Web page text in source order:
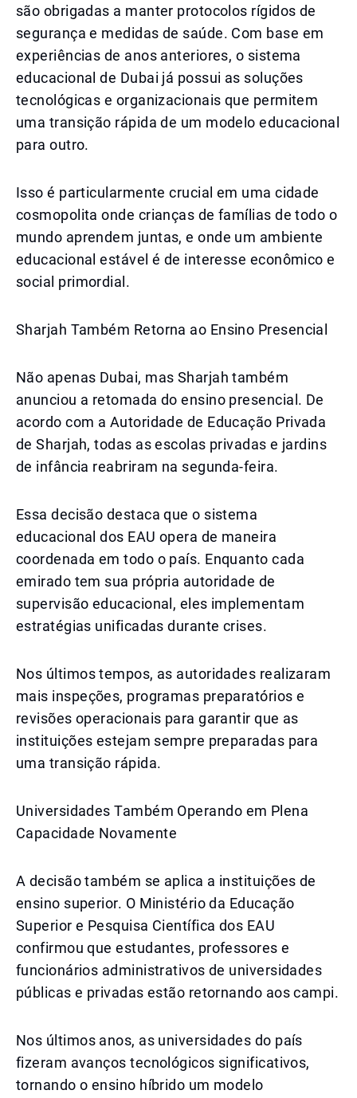
são obrigadas a manter protocolos rígidos de
segurança e medidas de saúde. Com base em
experiências de anos anteriores, o sistema
educacional de Dubai já possui as soluções
tecnológicas e organizacionais que permitem
uma transição rápida de um modelo educacional
para outro.
Isso é particularmente crucial em uma cidade
cosmopolita onde crianças de famílias de todo o
mundo aprendem juntas, e onde um ambiente
educacional estável é de interesse econômico e
social primordial.
Sharjah Também Retorna ao Ensino Presencial
Não apenas Dubai, mas Sharjah também
anunciou a retomada do ensino presencial. De
acordo com a Autoridade de Educação Privada
de Sharjah, todas as escolas privadas e jardins
de infância reabriram na segunda-feira.
Essa decisão destaca que o sistema
educacional dos EAU opera de maneira
coordenada em todo o país. Enquanto cada
emirado tem sua própria autoridade de
supervisão educacional, eles implementam
estratégias unificadas durante crises.
Nos últimos tempos, as autoridades realizaram
mais inspeções, programas preparatórios e
revisões operacionais para garantir que as
instituições estejam sempre preparadas para
uma transição rápida.
Universidades Também Operando em Plena
Capacidade Novamente
A decisão também se aplica a instituições de
ensino superior. O Ministério da Educação
Superior e Pesquisa Científica dos EAU
confirmou que estudantes, professores e
funcionários administrativos de universidades
públicas e privadas estão retornando aos campi.
Nos últimos anos, as universidades do país
fizeram avanços tecnológicos significativos,
tornando o ensino híbrido um modelo